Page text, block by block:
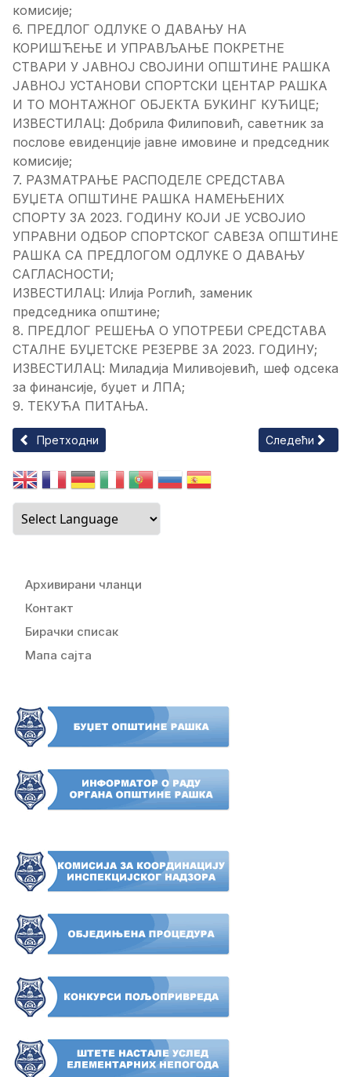
комисије;
6. ПРЕДЛОГ ОДЛУКЕ О ДАВАЊУ НА
КОРИШЋЕЊЕ И УПРАВЉАЊЕ ПОКРЕТНЕ
СТВАРИ У ЈАВНОЈ СВОЈИНИ ОПШТИНЕ РАШКА
ЈАВНОЈ УСТАНОВИ СПОРТСКИ ЦЕНТАР РАШКА
И ТО МОНТАЖНОГ ОБЈЕКТА БУКИНГ КУЋИЦЕ;
ИЗВЕСТИЛАЦ: Добрила Филиповић, саветник за
послове евиденције јавне имовине и председник
комисије;
7. РАЗМАТРАЊЕ РАСПОДЕЛЕ СРЕДСТАВА
БУЏЕТА ОПШТИНЕ РАШКА НАМЕЊЕНИХ
СПОРТУ ЗА 2023. ГОДИНУ КОЈИ ЈЕ УСВОЈИО
УПРАВНИ ОДБОР СПОРТСКОГ САВЕЗА ОПШТИНЕ
РАШКА СА ПРЕДЛОГОМ ОДЛУКЕ O ДАВАЊУ
САГЛАСНОСТИ;
ИЗВЕСТИЛАЦ: Илија Роглић, заменик
председника општине;
8. ПРЕДЛОГ РЕШЕЊА О УПОТРЕБИ СРЕДСТАВА
СТАЛНЕ БУЏЕТСКЕ РЕЗЕРВЕ ЗА 2023. ГОДИНУ;
ИЗВЕСТИЛАЦ: Миладија Миливојевић, шеф одсека
за финансије, буџет и ЛПА;
9. ТЕКУЋА ПИТАЊА.
Претходни чланак: НАРЕДБА ОПШТИНСКОГ ШТАБА ЗА
Претходни Следећи
Следећи
Архивирани чланци
Контакт
Бирачки списак
Мапа сајта